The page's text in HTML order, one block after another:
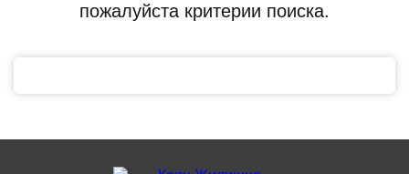
пожалуйста критерии поиска.